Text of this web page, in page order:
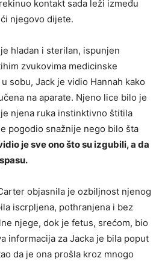
kontakt sada leži između
njegovo dijete.
hladan i sterilan, ispunjen
zvukovima medicinske
sobu, Jack je vidio Hannah kako
na aparate. Njeno lice bilo je
njena ruka instinktivno štitila
pogodio snažnije nego bilo šta
je sve ono što su izgubili, a da
objasnila je ozbiljnost njenog
iscrpljena, pothranjena i bez
njege, dok je fetus, srećom, bio
informacija za Jacka je bila poput
da je ona prošla kroz mnogo